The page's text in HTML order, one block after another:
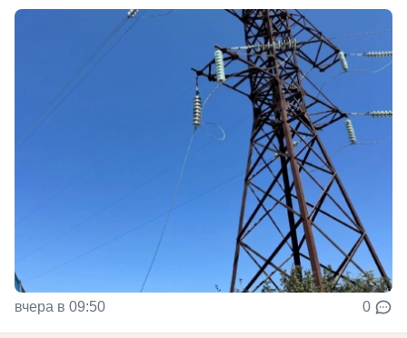
вчера в 09:50 0